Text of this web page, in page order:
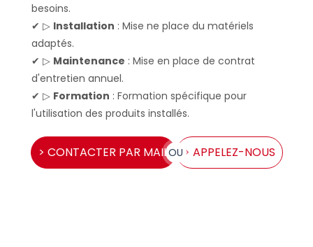
besoins.
✔ ▷ Installation : Mise ne place du matériels
adaptés.
✔ ▷ Maintenance : Mise en place de contrat
d'entretien annuel.
✔ ▷ Formation : Formation spécifique pour
l'utilisation des produits installés.
> CONTACTER PAR MAILOU > APPELEZ-NOUS